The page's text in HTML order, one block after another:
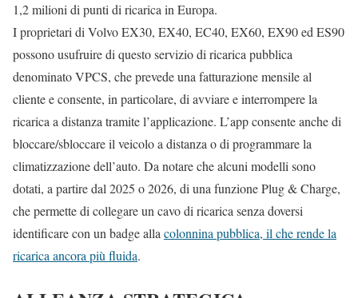
1,2 milioni di punti di ricarica in Europa.
I proprietari di Volvo EX30, EX40, EC40, EX60, EX90 ed ES90
possono usufruire di questo servizio di ricarica pubblica
denominato VPCS, che prevede una fatturazione mensile al
cliente e consente, in particolare, di avviare e interrompere la
ricarica a distanza tramite l’applicazione. L’app consente anche di
bloccare/sbloccare il veicolo a distanza o di programmare la
climatizzazione dell’auto. Da notare che alcuni modelli sono
dotati, a partire dal 2025 o 2026, di una funzione Plug & Charge,
che permette di collegare un cavo di ricarica senza doversi
identificare con un badge allacolonnina pubblica, il che rende la
ricarica ancora più fluida.